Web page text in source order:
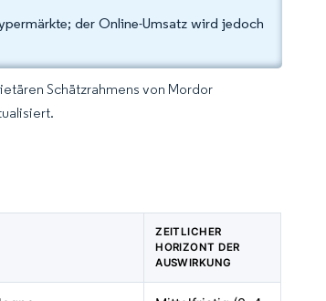
der Online-Umsatz wird jedoch
Schätzrahmens von Mordor
ZEITLICHER
HORIZONT DER
AUSWIRKUNG